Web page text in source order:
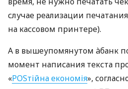
случае реализации
на кассовом принтере).
А в вышеупомянутом àбанк
момент написания текста
«POSтійна економія»,